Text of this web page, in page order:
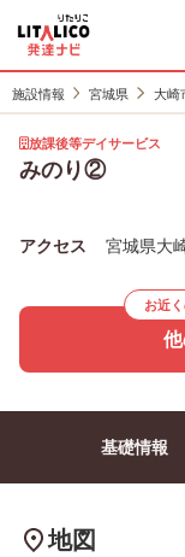
施設情報 宮城県 大崎
放課後等デイサービス
みのり②
アクセス 宮城県大
お近
基礎情報
地図